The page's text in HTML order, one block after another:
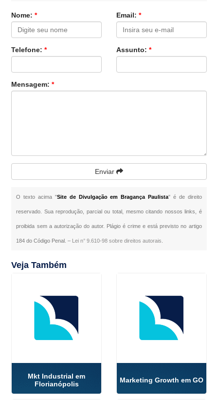
Nome:* Email: *
Telefone:* Assunto: *
Mensagem:*
Enviar
O texto acima "Site de Divulgação em Bragança Paulista" é de direito
reservado. Sua reprodução, parcial ou total, mesmo citando nossos links, é
proibida sem a autorização do autor. Plágio é crime e está previsto no artigo
184 do Código Penal. – Lei n° 9.610-98 sobre direitos autorais
Veja Também
Mkt Industrial em
Florianópolis
Marketing Growth em GO